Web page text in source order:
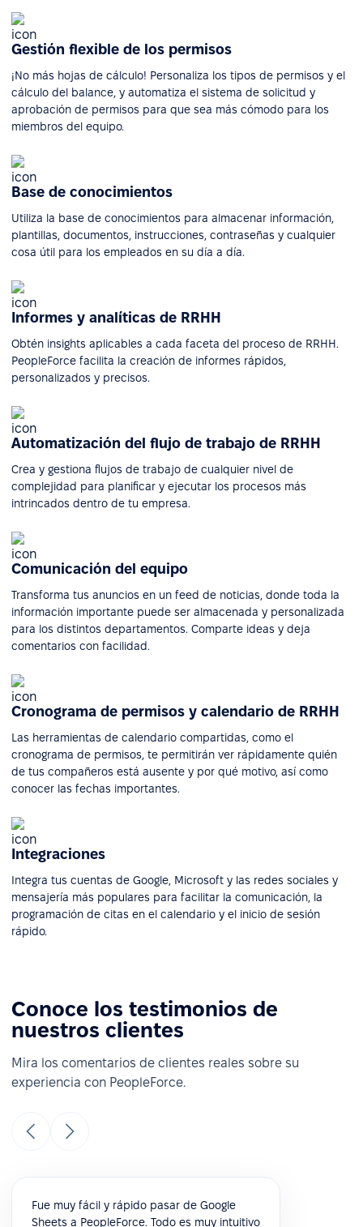
Gestión flexible de los permisos
¡No más hojas de cálculo! Personaliza los tipos de permisos y el
cálculo del balance, y automatiza el sistema de solicitud y
aprobación de permisos para que sea más cómodo para los
miembros del equipo.
Base de conocimientos
Utiliza la base de conocimientos para almacenar información,
plantillas, documentos, instrucciones, contraseñas y cualquier
cosa útil para los empleados en su día a día.
Informes y analíticas de RRHH
Obtén insights aplicables a cada faceta del proceso de RRHH.
PeopleForce facilita la creación de informes rápidos,
personalizados y precisos.
Automatización del flujo de trabajo de RRHH
Crea y gestiona flujos de trabajo de cualquier nivel de
complejidad para planificar y ejecutar los procesos más
intrincados dentro de tu empresa.
Comunicación del equipo
Transforma tus anuncios en un feed de noticias, donde toda la
información importante puede ser almacenada y personalizada
para los distintos departamentos. Comparte ideas y deja
comentarios con facilidad.
Cronograma de permisos y calendario de RRHH
Las herramientas de calendario compartidas, como el
cronograma de permisos, te permitirán ver rápidamente quién
de tus compañeros está ausente y por qué motivo, así como
conocer las fechas importantes.
Integraciones
Integra tus cuentas de Google, Microsoft y las redes sociales y
mensajería más populares para facilitar la comunicación, la
programación de citas en el calendario y el inicio de sesión
rápido.
Conoce los testimonios de
nuestros clientes
Mira los comentarios de clientes reales sobre su
experiencia con PeopleForce.
Fue muy fácil y rápido pasar de Google
Sheets a PeopleForce. Todo es muy intuitivo